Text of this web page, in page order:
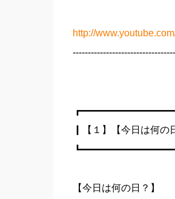
http://
┃【１】【今日は何
【今日は何の日？】